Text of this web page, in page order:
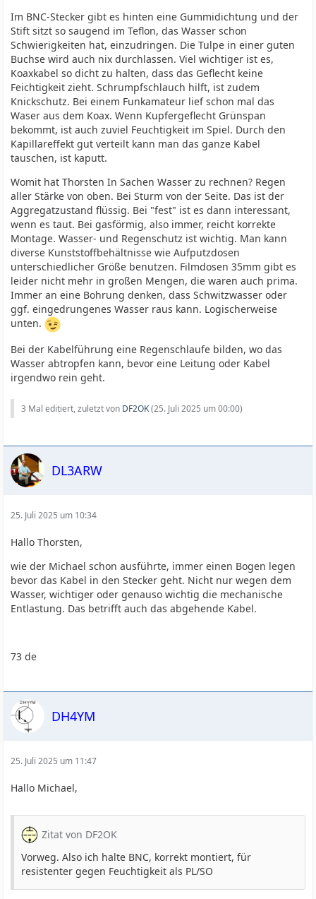
Im BNC-Stecker gibt es hinten eine Gummidichtung und der
Stift sitzt so saugend im Teflon, das Wasser schon
Schwierigkeiten hat, einzudringen. Die Tulpe in einer guten
Buchse wird auch nix durchlassen. Viel wichtiger ist es,
Koaxkabel so dicht zu halten, dass das Geflecht keine
Feichtigkeit zieht. Schrumpfschlauch hilft, ist zudem
Knickschutz. Bei einem Funkamateur lief schon mal das
Waser aus dem Koax. Wenn Kupfergeflecht Grünspan
bekommt, ist auch zuviel Feuchtigkeit im Spiel. Durch den
Kapillareffekt gut verteilt kann man das ganze Kabel
tauschen, ist kaputt.
Womit hat Thorsten In Sachen Wasser zu rechnen? Regen
aller Stärke von oben. Bei Sturm von der Seite. Das ist der
Aggregatzustand flüssig. Bei "fest" ist es dann interessant,
wenn es taut. Bei gasförmig, also immer, reicht korrekte
Montage. Wasser- und Regenschutz ist wichtig. Man kann
diverse Kunststoffbehältnisse wie Aufputzdosen
unterschiedlicher Größe benutzen. Filmdosen 35mm gibt es
leider nicht mehr in großen Mengen, die waren auch prima.
Immer an eine Bohrung denken, dass Schwitzwasser oder
ggf. eingedrungenes Wasser raus kann. Logischerweise
unten.
Bei der Kabelführung eine Regenschlaufe bilden, wo das
Wasser abtropfen kann, bevor eine Leitung oder Kabel
irgendwo rein geht.
3 Mal editiert, zuletzt von DF2OK(25. Juli 2025 um 00:00)
DL3ARW
25. Juli 2025 um 10:34
Hallo Thorsten,
wie der Michael schon ausführte, immer einen Bogen legen
bevor das Kabel in den Stecker geht. Nicht nur wegen dem
Wasser, wichtiger oder genauso wichtig die mechanische
Entlastung. Das betrifft auch das abgehende Kabel.
73 de
DH4YM
25. Juli 2025 um 11:47
Hallo Michael,
Zitat von DF2OK
Vorweg. Also ich halte BNC, korrekt montiert, für
resistenter gegen Feuchtigkeit als PL/SO